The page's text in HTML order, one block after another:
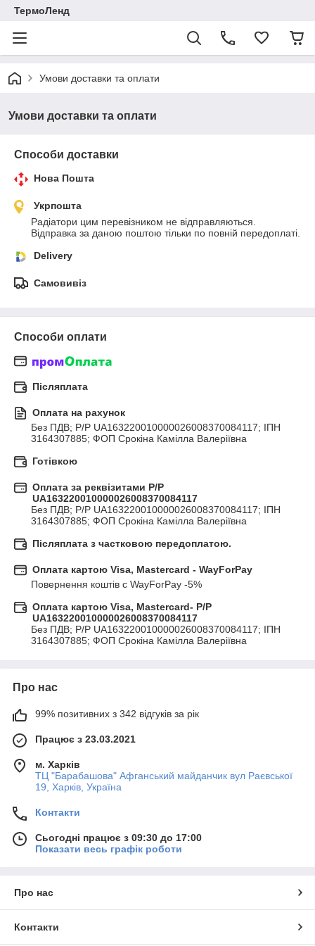
ТермоЛенд
Умови доставки та оплати
Умови доставки та оплати
Способи доставки
Нова Пошта
Укрпошта
Радіатори цим перевізником не відправляються.
Відправка за даною поштою тільки по повній передоплаті.
Delivery
Самовивіз
Способи оплати
Післяплата
Оплата на рахунок
Без ПДВ; P/Р UA163220010000026008370084117; ІПН
3164307885; ФОП Срокіна Камілла Валеріївна
Готівкою
Оплата за реквізитами P/Р
UA163220010000026008370084117
Без ПДВ; P/Р UA163220010000026008370084117; ІПН
3164307885; ФОП Срокіна Камілла Валеріївна
Післяплата з частковою передоплатою.
Оплата картою Visa, Mastercard - WayForPay
Повернення коштів с WayForPay -5%
Оплата картою Visa, Mastercard- P/Р
UA163220010000026008370084117
Без ПДВ; P/Р UA163220010000026008370084117; ІПН
3164307885; ФОП Срокіна Камілла Валеріївна
Про нас
99% позитивних з 342 відгуків за рік
Працює з 23.03.2021
м. Харків
ТЦ "Барабашова" Афганський майданчик вул Раєвської
19, Харків, Україна
Контакти
Сьогодні працює з 09:30 до 17:00
Показати весь графік роботи
Про нас
Контакти